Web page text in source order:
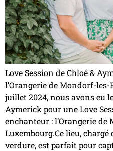
Love Session de Chloé &
l’Orangerie de Mondorf-les-
juillet 2024, nous avons eu
Aymerick pour une Love
enchanteur : l’Orangerie
Luxembourg.Ce lieu, chargé
verdure, est parfait pour